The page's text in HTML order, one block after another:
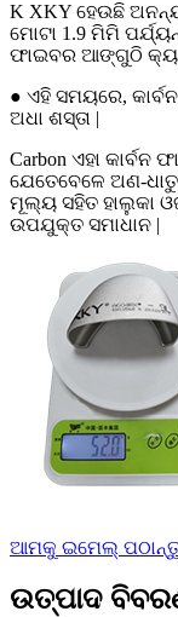
K XKY ହେଉଛି
ମୋଟା 1.9 ମିମି
ଫାଇବର ଆଙ୍ଗୁଠି
● ଏହି ସମୟରେ,
ଅଧା ଶସ୍ତା |
Carbon ଏହା
ଯେତେବେଳେ ଅଣ-
ମୂଲ୍ୟ ସହିତ ହାଲୁକା
ଉପଯୁକ୍ତ ସମାଧାନ |
ଆମକୁ ଇମେଲ୍
ଉତ୍ପାଦ